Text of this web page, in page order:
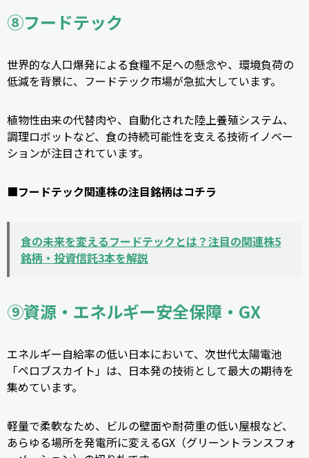
⑧フードテック
世界的な人口爆発による食糧不足への懸念や、環境負荷の
低減を背景に、フードテック市場が急拡大しています。
植物性由来の代替肉や、自動化された陸上養殖システム、
調理ロボットなど、食の持続可能性を支える技術イノベー
ションが注目されています。
■フードテック関連株の注目銘柄はコチラ
食の未来を変えるフードテックとは？注目の関連株5
銘柄・投資信託3本を解説
⑨資源・エネルギー安全保障・GX
エネルギー自給率の低い日本において、次世代太陽電池
「ペロブスカイト」は、日本発の技術として最大の期待を
集めています。
軽量で柔軟なため、ビルの壁面や耐荷重の低い屋根など、
あらゆる場所を発電所に変えるGX（グリーントランスフォ